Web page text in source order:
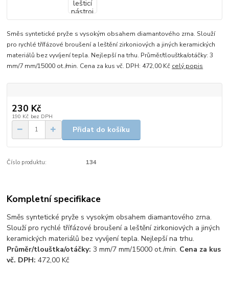
Směs syntetické pryže s vysokým obsahem diamantového zrna. Slouží
pro rychlé třífázové broušení a leštění zirkoniových a jiných keramických
materiálů bez vyvíjení tepla. Nejlepší na trhu. Průměr/tlouštka/otáčky: 3
mm/7 mm/15000 ot./min. Cena za kus vč. DPH: 472,00 Kč celý popis
230 Kč
190 Kč bez DPH
Přidat do košíku
Číslo produktu: 134
Kompletní specifikace
Směs syntetické pryže s vysokým obsahem diamantového zrna.
Slouží pro rychlé třífázové broušení a leštění zirkoniových a jiných
keramických materiálů bez vyvíjení tepla. Nejlepší na trhu.
Průměr/tlouštka/otáčky:3 mm/7 mm/15000 ot./min. Cena za kus
vč. DPH: 472,00 Kč